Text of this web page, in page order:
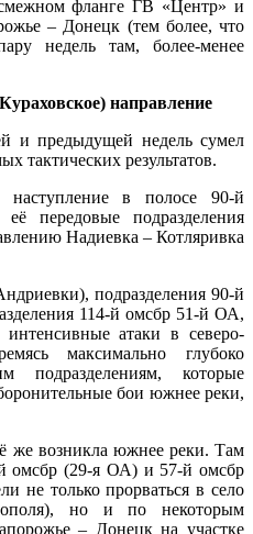
фланге ГВ «Центр» и
– Донецк (тем более, что
недель там, более-менее
направление
и предыдущей недель сумел
тактических результатов.
наступление в полосе 90-й
передовые подразделения
Надиевка – Котляривка
подразделения 90-й
114-й омсбр 51-й ОА,
атаки в северо-
максимально глубоко
подразделениям, которые
бои южнее реки,
же возникла южнее реки. Там
омсбр (29-я ОА) и 57-й омсбр
не только прорваться в село
но и по некоторым
– Донецк на участке